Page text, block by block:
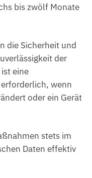
bis zwölf Monate
die Sicherheit und
der
eine
wenn
oder ein Gerät
stets im
Daten effektiv